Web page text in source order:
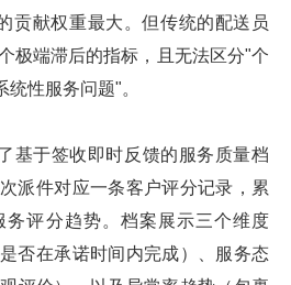
贡献权重最大。但传统的配送员
端滞后的指标，且无法区分"个
性服务问题"。
基于签收即时反馈的服务质量档
派件对应一条客户评分记录，累
务评分趋势。档案展示三个维度
否在承诺时间内完成）、服务态